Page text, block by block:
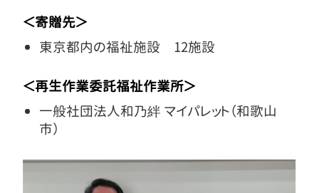
＜寄贈先＞
東京都内の福祉施設 12施設
＜再生作業委託福祉作業所＞
一般社団法人和乃絆 マイパレット（和歌山
市）